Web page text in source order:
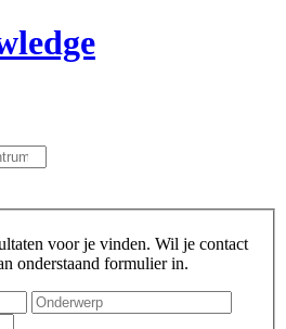
voor je vinden. Wil je contact
onderstaand formulier in.